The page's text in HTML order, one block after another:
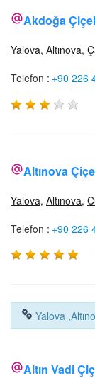
Akdoğa
Yalova, Altınova,
Telefon : +90 226
Altınova
Yalova, Altınova,
Telefon : +90 226
Yalova
Altın Vadi